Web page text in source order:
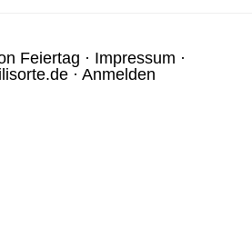
Feiertag · Impressum ·
· Anmelden